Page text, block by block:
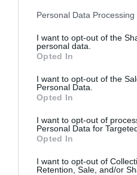
Please note that this website/
not limited to your visit or
grant or deny consent to
use your data for below
consent section.
Personal Data
I want to opt-out of the
personal data.
Opted In
I want to opt-out of the
Personal Data.
Opted In
I want to opt-out of
Personal Data for
Opted In
I want to opt-out of
Retention, Sale, and/or